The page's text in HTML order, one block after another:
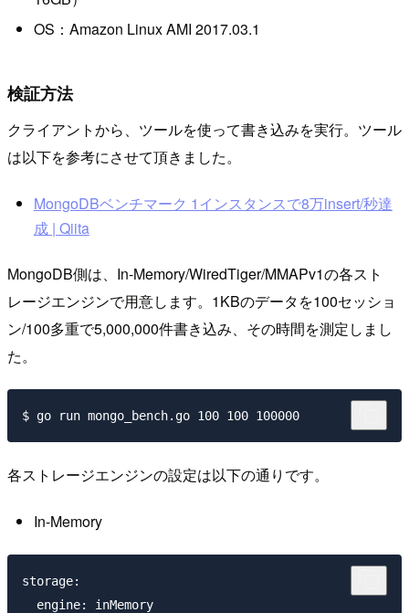
OS：Amazon Linux AMI 2017.03.1
検証方法
クライアントから、ツールを使って書き込みを実行。ツール
は以下を参考にさせて頂きました。
MongoDBベンチマーク 1インスタンスで8万insert/秒達
成 | Qiita
MongoDB側は、In-Memory/WiredTiger/MMAPv1の各スト
レージエンジンで用意します。1KBのデータを100セッショ
ン/100多重で5,000,000件書き込み、その時間を測定しまし
た。
各ストレージエンジンの設定は以下の通りです。
In-Memory
storage:
  engine: inMemory